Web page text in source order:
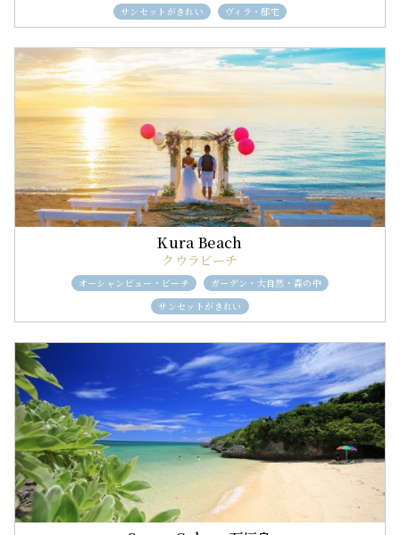
サンセットがきれい
ヴィラ・邸宅
クウラビーチ
オーシャンビュー・ビーチ
ガーデン・大自然・森の中
サンセットがきれい